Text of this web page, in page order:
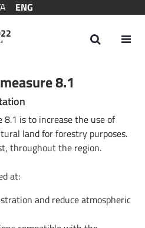
ENG
8.1
8.1 is to increase the use of
land for forestry purposes.
throughout the region.
at:
and reduce atmospheric